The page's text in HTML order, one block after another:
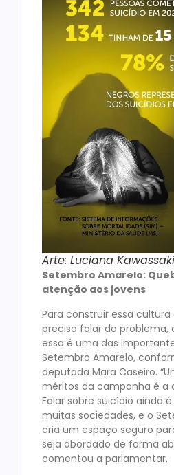
Arte: Luciana Kawassaki
Setembro Amarelo:
atenção aos jovens
Para construir essa
preciso falar do problema,
essa é uma das
Setembro Amarelo,
deputada Mara Caseiro.
méritos da campanha é a
Falar sobre suicídio ainda
muitas sociedades, e o
cria um espaço seguro
seja abordado de forma
comentou a parlamentar.